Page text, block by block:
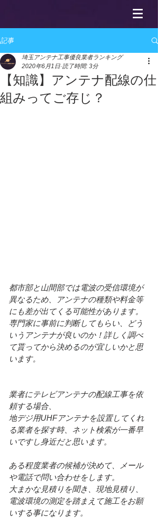
記事
【知識】アンテナ配線の仕
組みってご存じ？
埼玉アンテナ工事優良業者ランキング
2020年6月1日 読了時間: 3分
都市部と山間部では電波の受信環境が
異なるため、アンテナの種類や料金等
にも差が出てくる可能性があります。
専門家に事前に判断してもらい、どう
いうアンテナが良いのか！詳しく調べ
て貰ってから決めるのが宜しいかと思
います。
業者にテレビアンテナの配線工事を依
頼する場合、
地デジ用UHFアンテナを設置してくれ
る業者を探す時、ネット検索が一番早
いですし身近だと思います。
ある程度業者の候補が決めて、メール
や電話で問い合わせをします。
大まかな見積りを聞き、現地見積り、
電波環境の測定を踏まえて施工をお願
いする事になります。